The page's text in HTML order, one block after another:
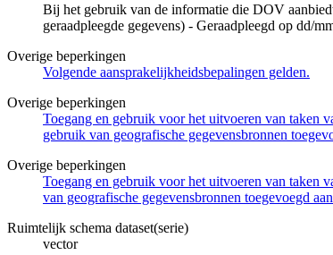
Bij het gebruik van de informatie die DOV
geraadpleegde gegevens) - Geraadpleegd op dd/
Overige beperkingen
Volgende aansprakelijkheidsbepalingen gelden.
Overige beperkingen
Toegang en gebruik voor het uitvoeren van taken
gebruik van geografische gegevensbronnen
Overige beperkingen
Toegang en gebruik voor het uitvoeren van taken
van geografische gegevensbronnen toegevoegd
Ruimtelijk schema dataset(serie)
vector